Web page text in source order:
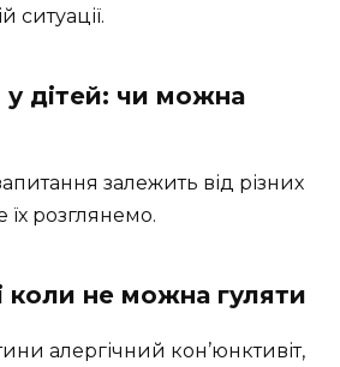
ситуації.
у дітей: чи можна
залежить від різних
їх розглянемо.
коли не можна гуляти
алергічний кон’юнктивіт,